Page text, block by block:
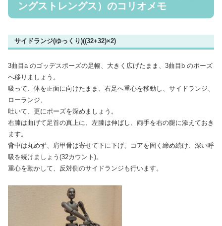
ングストレングス）のコリオメモ
サイドランジ(ゆっくり)((32+32)×2)
3曲目a のゴッデスポーズの足幅、大きく広げたまま、3曲目b のポーズ
へ移りましょう。
吸って、体を正面に向けたまま、右足へ重心を移動し、サイドランジ、
ローランジ、
吐いて、更にポーズを深めましょう。
右膝は曲げて足首の真上に、左膝は伸ばし、両手を右の腿に添えておき
ます。
背中は丸めず、肩甲骨は寄せて下に下げ、コアを固く締め続け、深い呼
吸を続けましょう(32カウント)。
重心を動かして、反対側のサイドランジも行います。